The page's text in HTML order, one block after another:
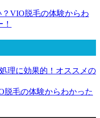
VIO脱毛の体験からわ
理に効果的！オススメの
毛の体験からわかった